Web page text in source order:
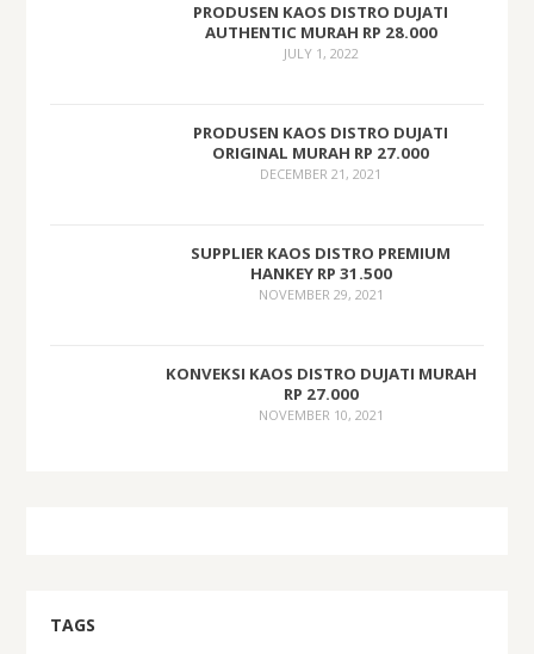
PRODUSEN KAOS DISTRO DUJATI
AUTHENTIC MURAH RP 28.000
JULY 1, 2022
PRODUSEN KAOS DISTRO DUJATI
ORIGINAL MURAH RP 27.000
DECEMBER 21, 2021
SUPPLIER KAOS DISTRO PREMIUM
HANKEY RP 31.500
NOVEMBER 29, 2021
KONVEKSI KAOS DISTRO DUJATI MURAH
RP 27.000
NOVEMBER 10, 2021
TAGS